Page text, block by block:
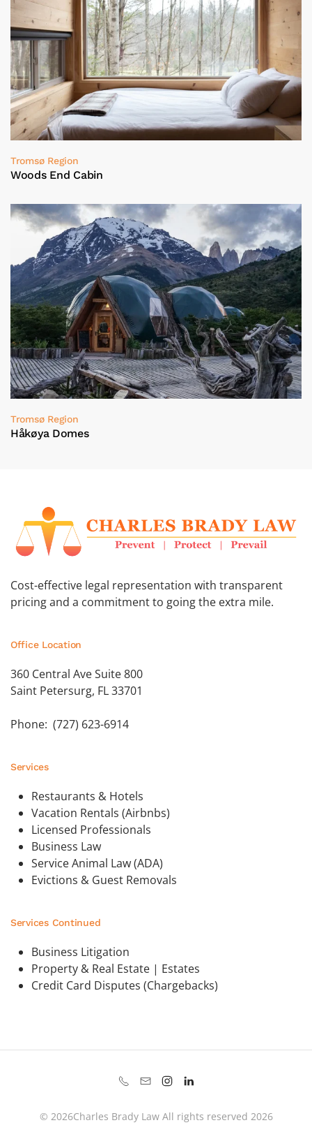
Tromsø Region
Woods End Cabin
Tromsø Region
Håkøya Domes
Cost-effective legal representation with transparent
pricing and a commitment to going the extra mile.
Office Location
360 Central Ave Suite 800
Saint Petersurg, FL 33701
Phone: (727) 623-6914
Services
Restaurants & Hotels
Vacation Rentals (Airbnbs)
Licensed Professionals
Business Law
Service Animal Law (ADA)
Evictions & Guest Removals
Services Continued
Business Litigation
Property & Real Estate | Estates
Credit Card Disputes (Chargebacks)
© 2026Charles Brady Law All rights reserved 2026